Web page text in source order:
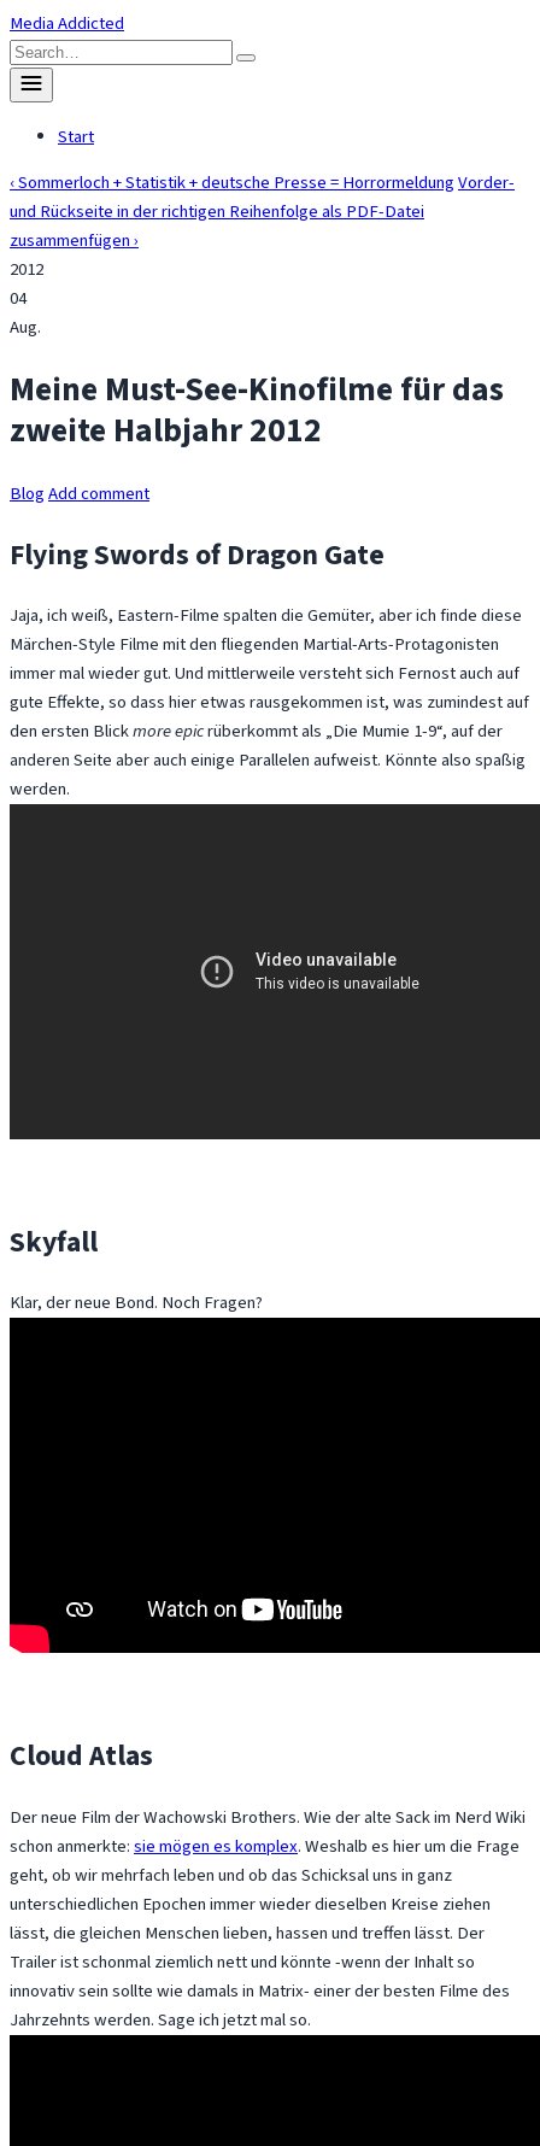
Skip
to
content
Media Addicted
Search
for:
Toggle
menu
Start
‹ Sommerloch + Statistik + deutsche Presse = HorrormeldungVorder-
und Rückseite in der richtigen Reihenfolge als PDF-Datei
zusammenfügen ›
2012
04
Aug.
Meine Must-See-Kinofilme für das
zweite Halbjahr 2012
BlogAdd comment
Flying Swords of Dragon Gate
Jaja, ich weiß, Eastern-Filme spalten die Gemüter, aber ich finde diese
Märchen-Style Filme mit den fliegenden Martial-Arts-Protagonisten
immer mal wieder gut. Und mittlerweile versteht sich Fernost auch auf
gute Effekte, so dass hier etwas rausgekommen ist, was zumindest auf
den ersten Blickmore epicrüberkommt als „Die Mumie 1-9“, auf der
anderen Seite aber auch einige Parallelen aufweist. Könnte also spaßig
werden.
Skyfall
Klar, der neue Bond. Noch Fragen?
Cloud Atlas
Der neue Film der Wachowski Brothers. Wie der alte Sack im Nerd Wiki
schon anmerkte:sie mögen es komplex. Weshalb es hier um die Frage
geht, ob wir mehrfach leben und ob das Schicksal uns in ganz
unterschiedlichen Epochen immer wieder dieselben Kreise ziehen
lässt, die gleichen Menschen lieben, hassen und treffen lässt. Der
Trailer ist schonmal ziemlich nett und könnte -wenn der Inhalt so
innovativ sein sollte wie damals in Matrix- einer der besten Filme des
Jahrzehnts werden. Sage ich jetzt mal so.